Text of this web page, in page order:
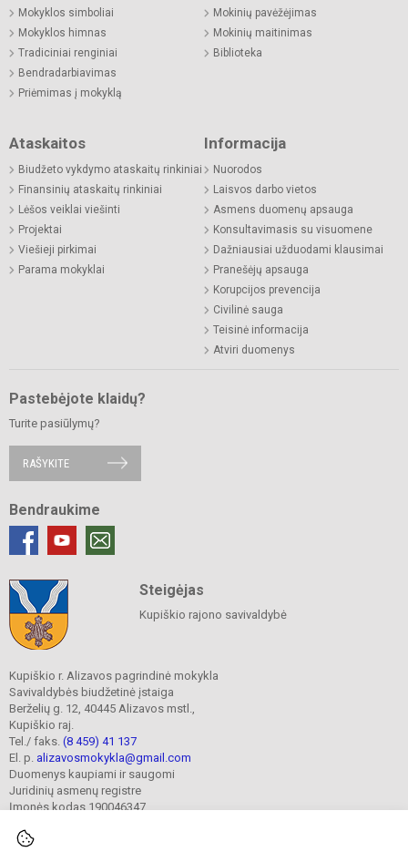
Mokyklos simboliai
Mokyklos himnas
Tradiciniai renginiai
Bendradarbiavimas
Priėmimas į mokyklą
Mokinių pavėžėjimas
Mokinių maitinimas
Biblioteka
Ataskaitos
Biudžeto vykdymo ataskaitų rinkiniai
Finansinių ataskaitų rinkiniai
Lėšos veiklai viešinti
Projektai
Viešieji pirkimai
Parama mokyklai
Informacija
Nuorodos
Laisvos darbo vietos
Asmens duomenų apsauga
Konsultavimasis su visuomene
Dažniausiai užduodami klausimai
Pranešėjų apsauga
Korupcijos prevencija
Civilinė sauga
Teisinė informacija
Atviri duomenys
Pastebėjote klaidų?
Turite pasiūlymų?
RAŠYKITE
Bendraukime
Steigėjas
Kupiškio rajono savivaldybė
Kupiškio r. Alizavos pagrindinė mokykla
Savivaldybės biudžetinė įstaiga
Berželių g. 12, 40445 Alizavos mstl.,
Kupiškio raj.
Tel./ faks. (8 459) 41 137
El. p. alizavosmokykla@gmail.com
Duomenys kaupiami ir saugomi
Juridinių asmenų registre
Įmonės kodas 190046347